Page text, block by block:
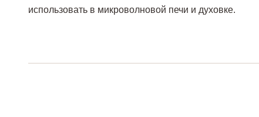
использовать в микроволновой печи и духовке.